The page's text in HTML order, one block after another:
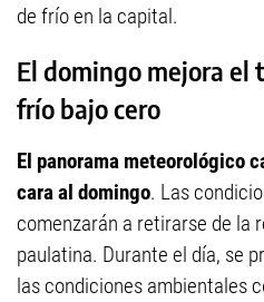
de frío en la capital.
El domingo mejora el
frío bajo cero
El panorama meteorológico
cara al domingo. Las
comenzarán a retirarse de la
paulatina. Durante el día, se
las condiciones ambientales